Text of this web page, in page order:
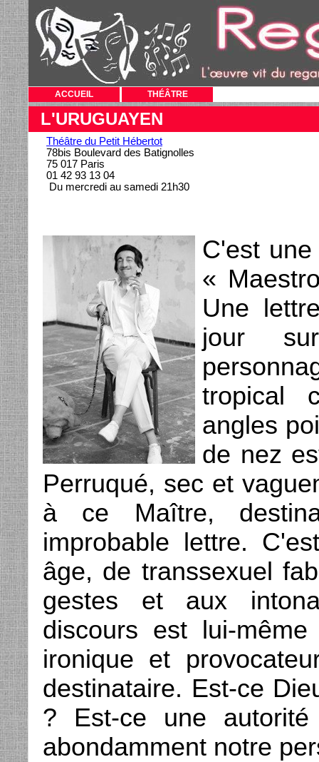
ACCUEIL THÉÂTRE
L'URUGUAYEN
Théâtre du Petit Hébertot
78bis Boulevard des Batignolles
75 017 Paris
01 42 93 13 04
Du mercredi au samedi 21h30
C'est
«
Une
jour
tropical
angles
de nez
Perruqué, sec et
à ce Maître,
improbable lettre.
âge, de transsexuel
gestes et aux
discours est lui-
ironique et
destinataire. Est-ce
? Est-ce une
abondamment notre